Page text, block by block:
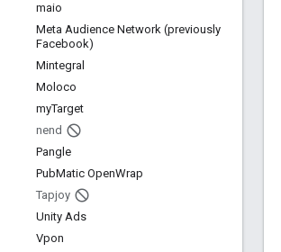
maio
Meta Audience Network (previously
Facebook)
Mintegral
Moloco
myTarget
nend
Pangle
PubMatic OpenWrap
Tapjoy
Unity Ads
Vpon